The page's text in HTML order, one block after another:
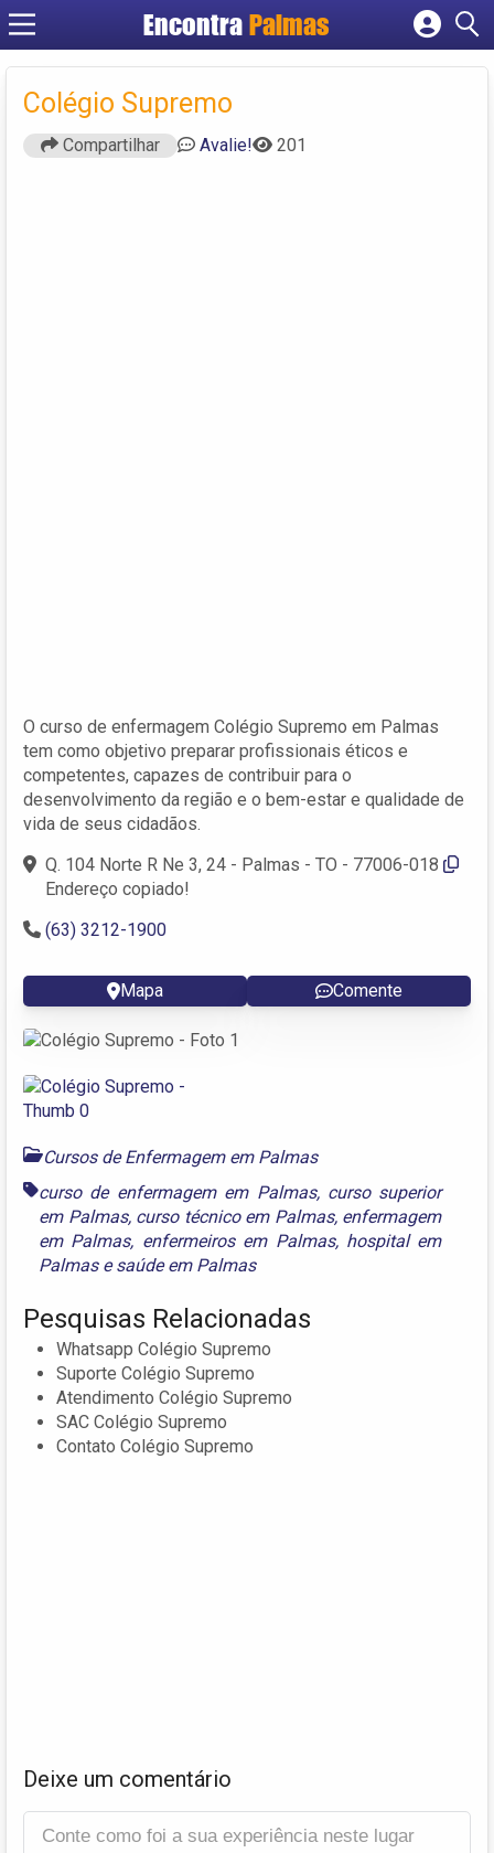
Encontra Palmas
Cadastrar empresa
Criar conta
Colégio Supremo
Compartilhar Avalie! 201
O curso de enfermagem Colégio Supremo em Palmas
tem como objetivo preparar profissionais éticos e
competentes, capazes de contribuir para o
desenvolvimento da região e o bem-estar e qualidade de
vida de seus cidadãos.
Q. 104 Norte R Ne 3, 24 - Palmas - TO - 77006-018
Endereço copiado!
(63) 3212-1900
Mapa Comente
Cursos de Enfermagem em Palmas
curso de enfermagem em Palmas, curso superior
em Palmas, curso técnico em Palmas, enfermagem
em Palmas, enfermeiros em Palmas, hospital em
Palmasesaúde em Palmas
Pesquisas Relacionadas
Whatsapp Colégio Supremo
Suporte Colégio Supremo
Atendimento Colégio Supremo
SAC Colégio Supremo
Contato Colégio Supremo
Deixe um comentário